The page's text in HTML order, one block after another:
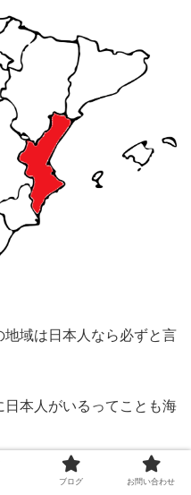
域は日本人なら必ずと言
本人がいるってことも海
ら日本人が少ない海が
ブログ お問い合わせ